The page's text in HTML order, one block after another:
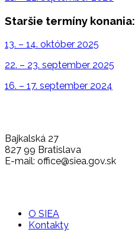
Staršie termíny konania:
13. – 14. október 2025
22. – 23. september 2025
16. – 17. september 2024
Bajkalská 27
827 99 Bratislava
E-mail: office@siea.gov.sk
O SIEA
Kontakty